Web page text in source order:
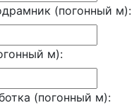
(погонный м):
м):
(погонный м):